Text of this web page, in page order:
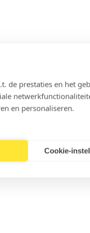
de prestaties en het
en personaliseren.
Cookie-